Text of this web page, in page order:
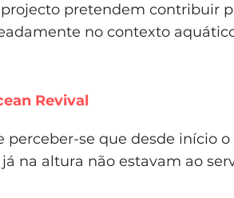
pretendem contribuir
no contexto
Revival
perceber-se que desde início
na altura não estavam ao